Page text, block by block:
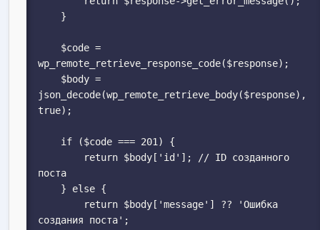
wp_remote_retrieve_response_code($response);
json_decode(wp_remote_retrieve_body($response),
true);
поста
создания поста';